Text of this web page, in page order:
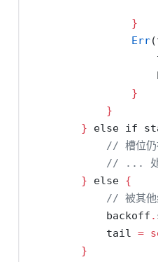
}
Err
}
}
}
else if
// 槽位仍
// ... 处
}
else {
// 被其他
            backoff
.
            tail
=
}